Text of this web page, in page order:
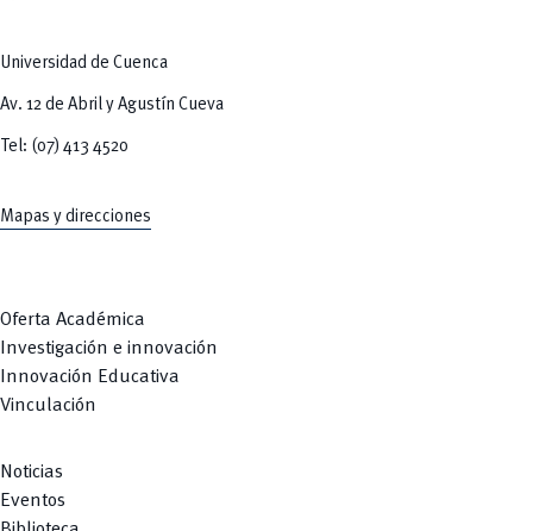
Universidad de Cuenca
Av. 12 de Abril y Agustín Cueva
Tel: (07) 413 4520
Mapas y direcciones
Oferta Académica
Investigación e innovación
Innovación Educativa
Vinculación
Noticias
Eventos